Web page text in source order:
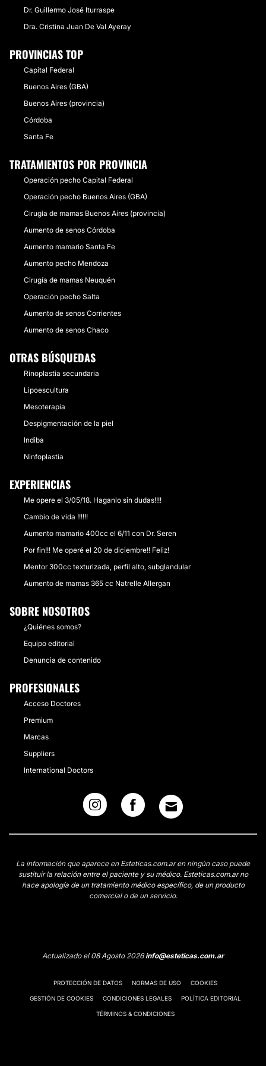
Dr. Guillermo José Iturraspe
Dra. Cristina Juan De Val Ayeray
PROVINCIAS TOP
Capital Federal
Buenos Aires (GBA)
Buenos Aires (provincia)
Córdoba
Santa Fe
TRATAMIENTOS POR PROVINCIA
Operación pecho Capital Federal
Operación pecho Buenos Aires (GBA)
Cirugía de mamas Buenos Aires (provincia)
Aumento de senos Córdoba
Aumento mamario Santa Fe
Aumento pecho Mendoza
Cirugía de mamas Neuquén
Operación pecho Salta
Aumento de senos Corrientes
Aumento de senos Chaco
OTRAS BÚSQUEDAS
Rinoplastia secundaria
Lipoescultura
Mesoterapia
Despigmentación de la piel
Indiba
Ninfoplastia
EXPERIENCIAS
Me opere el 3/05/18. Haganlo sin dudas!!!!
Cambio de vida !!!!!!
Aumento mamario 400cc el 6/11 con Dr. Seren
Por fin!!! Me operé el 20 de diciembre!! Feliz!
Mentor 300cc texturizada, perfil alto, subglandular
Aumento de mamas 365 cc Natrelle Allergan
SOBRE NOSOTROS
¿Quiénes somos?
Equipo editorial
Denuncia de contenido
PROFESIONALES
Acceso Doctores
Premium
Marcas
Suppliers
International Doctors
La información que aparece en Esteticas.com.ar en ningún caso puede
sustituir la relación entre el paciente y su médico. Esteticas.com.ar no
hace apología de un tratamiento médico específico, de un producto
comercial o de un servicio.
Actualizado el 08 Agosto 2026info@esteticas.com.ar
PROTECCIÓN DE DATOS NORMAS DE USO COOKIES
GESTIÓN DE COOKIES CONDICIONES LEGALES POLÍTICA EDITORIAL
TÉRMINOS & CONDICIONES